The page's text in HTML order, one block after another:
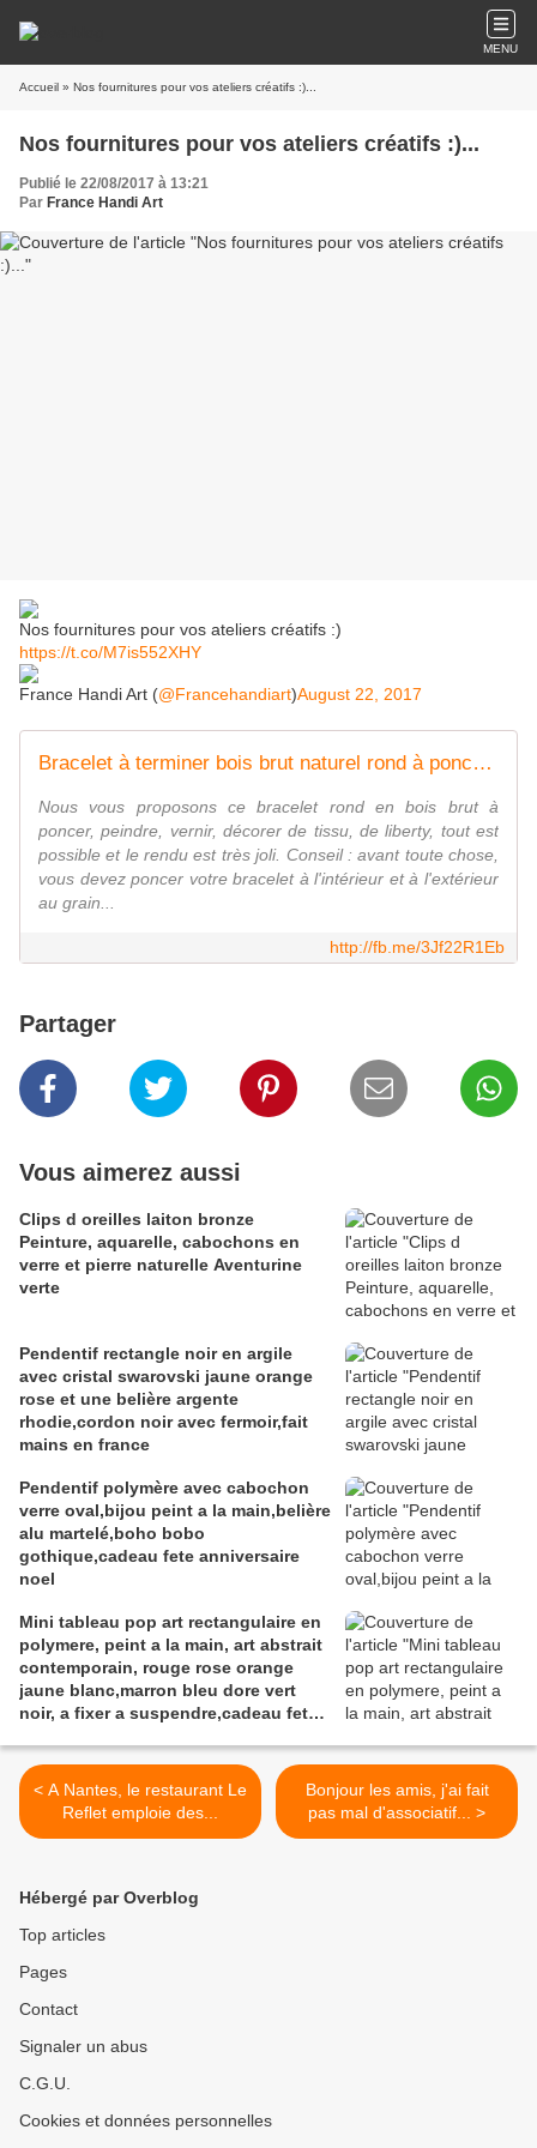
MENU
Accueil » Nos fournitures pour vos ateliers créatifs :)...
Nos fournitures pour vos ateliers créatifs :)...
Publié le 22/08/2017 à 13:21
Par France Handi Art
Nos fournitures pour vos ateliers créatifs :)
https://t.co/M7is552XHY
France Handi Art (@Francehandiart)August 22, 2017
Bracelet à terminer bois brut naturel rond à poncer, peindre, vernir, décorer, tissu, liberty, fleur, 65 mm x 20 mm, do it yoursel, faites le vous même, à faire soi meme, fait maison, fait mains, diy - France Handi Art fournitures ateliers créatifs
Nous vous proposons ce bracelet rond en bois brut à
poncer, peindre, vernir, décorer de tissu, de liberty, tout est
possible et le rendu est très joli. Conseil : avant toute chose,
vous devez poncer votre bracelet à l'intérieur et à l'extérieur
au grain...
http://fb.me/3Jf22R1Eb
Partager
Vous aimerez aussi
Clips d oreilles laiton bronze
Peinture, aquarelle, cabochons en
verre et pierre naturelle Aventurine
verte
Pendentif rectangle noir en argile
avec cristal swarovski jaune orange
rose et une belière argente
rhodie,cordon noir avec fermoir,fait
mains en france
Pendentif polymère avec cabochon
verre oval,bijou peint a la main,belière
alu martelé,boho bobo
gothique,cadeau fete anniversaire
noel
Mini tableau pop art rectangulaire en
polymere, peint a la main, art abstrait
contemporain, rouge rose orange
jaune blanc,marron bleu dore vert
noir, a fixer a suspendre,cadeau fete
< A Nantes, le restaurant Le
Reflet emploie des...
Bonjour les amis, j'ai fait
pas mal d'associatif... >
Hébergé par Overblog
Top articles
Pages
Contact
Signaler un abus
C.G.U.
Cookies et données personnelles